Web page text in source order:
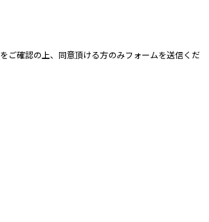
をご確認の上、同意頂ける方のみフォームを送信くだ